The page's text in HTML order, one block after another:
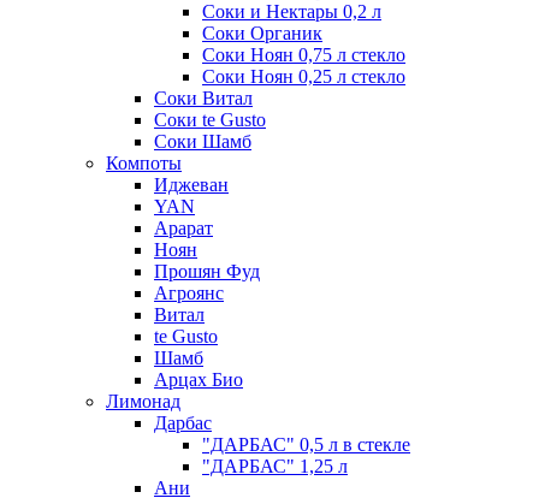
Соки и Нектары 0,2 л
Соки Органик
Соки Ноян 0,75 л стекло
Соки Ноян 0,25 л стекло
Соки Витал
Соки te Gusto
Соки Шамб
Компоты
Иджеван
YAN
Арарат
Ноян
Прошян Фуд
Агроянс
Витал
te Gusto
Шамб
Арцах Био
Лимонад
Дарбас
"ДАРБАС" 0,5 л в стекле
"ДАРБАС" 1,25 л
Ани